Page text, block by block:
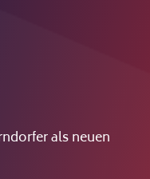
als neuen